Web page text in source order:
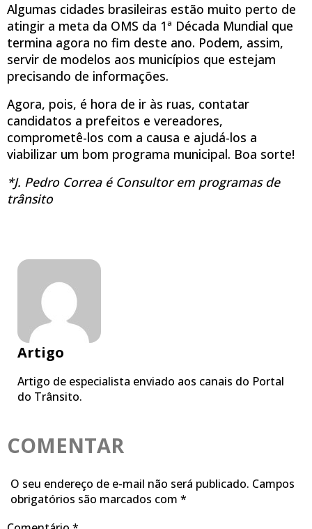
Algumas cidades brasileiras estão muito perto de
atingir a meta da OMS da 1ª Década Mundial que
termina agora no fim deste ano. Podem, assim,
servir de modelos aos municípios que estejam
precisando de informações.
Agora, pois, é hora de ir às ruas, contatar
candidatos a prefeitos e vereadores,
comprometê-los com a causa e ajudá-los a
viabilizar um bom programa municipal. Boa sorte!
*J. Pedro Correa é Consultor em programas de
trânsito
Artigo
Artigo de especialista enviado aos canais do Portal
do Trânsito.
COMENTAR
O seu endereço de e-mail não será publicado. Campos
obrigatórios são marcados com *